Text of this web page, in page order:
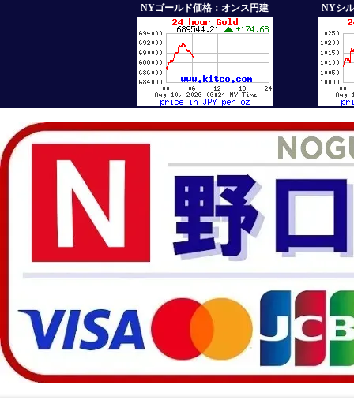
NYゴールド価格：オンス円建 NYシ